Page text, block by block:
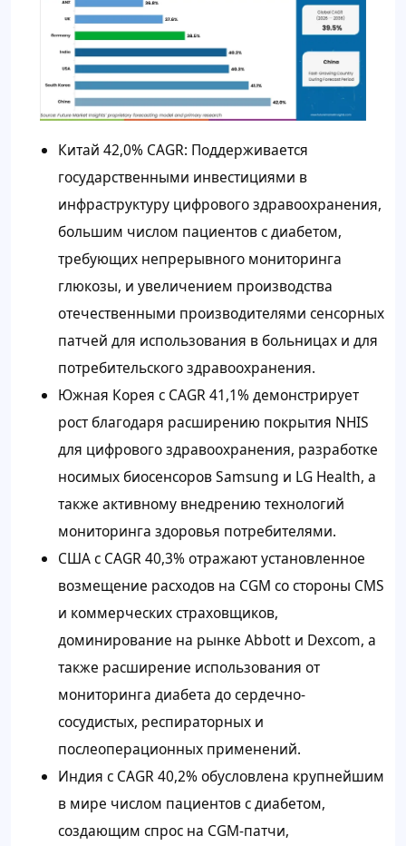
Китай 42,0% CAGR: Поддерживается
государственными инвестициями в
инфраструктуру цифрового здравоохранения,
большим числом пациентов с диабетом,
требующих непрерывного мониторинга
глюкозы, и увеличением производства
отечественными производителями сенсорных
патчей для использования в больницах и для
потребительского здравоохранения.
Южная Корея с CAGR 41,1% демонстрирует
рост благодаря расширению покрытия NHIS
для цифрового здравоохранения, разработке
носимых биосенсоров Samsung и LG Health, а
также активному внедрению технологий
мониторинга здоровья потребителями.
США с CAGR 40,3% отражают установленное
возмещение расходов на CGM со стороны CMS
и коммерческих страховщиков,
доминирование на рынке Abbott и Dexcom, а
также расширение использования от
мониторинга диабета до сердечно-
сосудистых, респираторных и
послеоперационных применений.
Индия с CAGR 40,2% обусловлена крупнейшим
в мире числом пациентов с диабетом,
создающим спрос на CGM-патчи,